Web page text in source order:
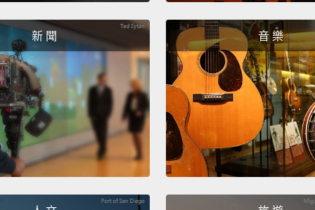
新 聞 音 樂